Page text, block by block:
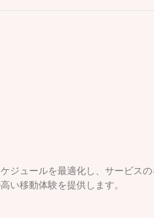
ジュールを最適化し、サービスの
い移動体験を提供します。